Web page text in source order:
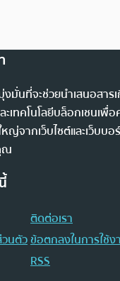
มั่นที่จะช่วยนำเสนอสาร
เทคโนโลยีบล็อกเชนเพื่อ
จากเว็บไซต์และเว็บบอ
ณ
ติดต่อเรา
นตัวข้อตกลงในการใช้ง
RSS